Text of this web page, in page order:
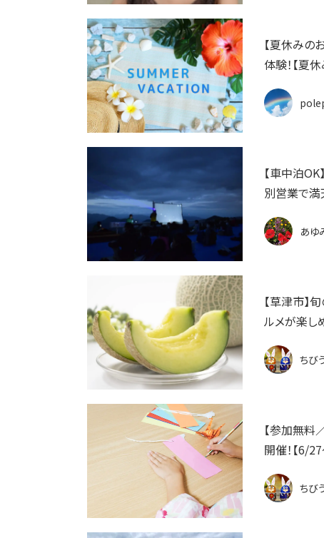
【夏休みの
体験！【夏
【車中泊
別営業で
あゆ
【草津市】
ルメが楽し
ちび
【参加無料
開催！【6/
ちび